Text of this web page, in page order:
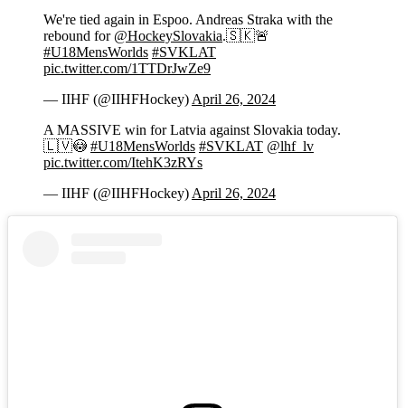
We're tied again in Espoo. Andreas Straka with the
rebound for @HockeySlovakia.🇸🇰🚨
#U18MensWorlds #SVKLAT
pic.twitter.com/1TTDrJwZe9
— IIHF (@IIHFHockey) April 26, 2024
A MASSIVE win for Latvia against Slovakia today.
🇱🇻😳 #U18MensWorlds #SVKLAT @lhf_lv
pic.twitter.com/ItehK3zRYs
— IIHF (@IIHFHockey) April 26, 2024